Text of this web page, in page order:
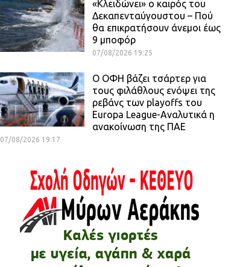
«Κλειδώνει» ο καιρός του
Δεκαπενταύγουστου – Πού
θα επικρατήσουν άνεμοι έως
9 μποφόρ
07/08/2026 19:25
Ο ΟΦΗ βάζει τσάρτερ για
τους φιλάθλους ενόψει της
ρεβάνς των playoffs του
Europa League-Αναλυτικά η
ανακοίνωση της ΠΑΕ
07/08/2026 19:17